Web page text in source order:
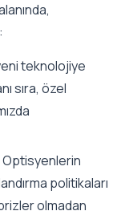
teknolojiye
sıra, özel
Optisyenlerin
politikaları
olmadan